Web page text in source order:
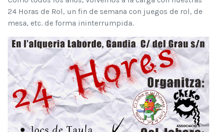
24 Horas de Rol, un fin de semana con juegos de rol, de
mesa, etc. de forma ininterrumpida.